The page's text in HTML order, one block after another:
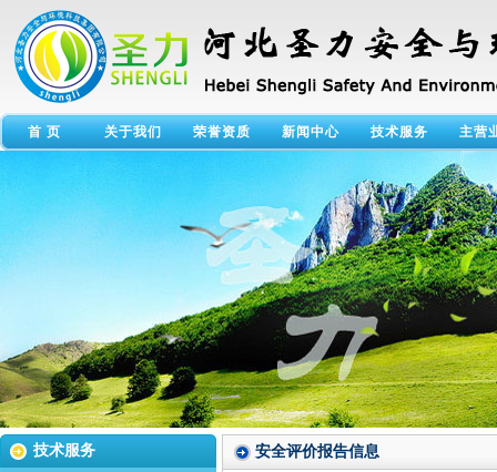
首 页 关于我们 荣誉资质 新闻中心 技术服务 主营
技术服务 安全评价报告信息